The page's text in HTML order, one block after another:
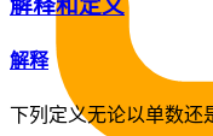
解释
下列定义无论以单数还